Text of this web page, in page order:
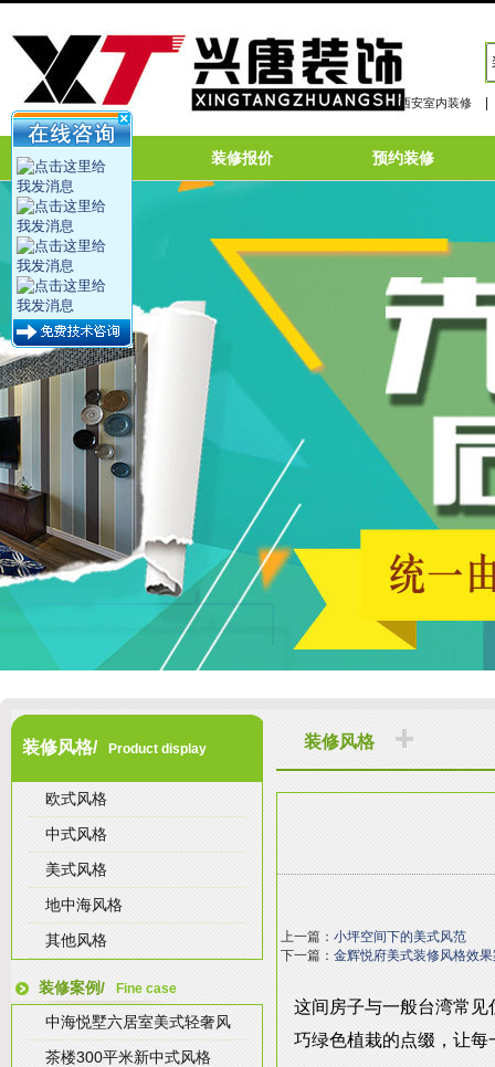
西安室内装修
网站首页 装修报价 预约装修
装修风格/ Product display
欧式风格
中式风格
美式风格
地中海风格
其他风格
装修案例/ Fine case
中海悦墅六居室美式轻奢风
茶楼300平米新中式风格
装修风格
上一篇： 小坪空间下的美式风范
下一篇： 金辉悦府美式装修风格效
这间房子与一般台湾常
巧绿色植栽的点缀，让